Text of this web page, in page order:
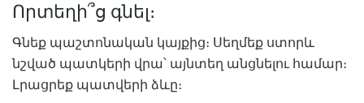
Որտեղի՞ց գնել։
Գնեք պաշտոնական կայքից։ Սեղմեք ստորև
նշված պատկերի վրա՝ այնտեղ անցնելու համար։
Լրացրեք պատվերի ձևը։